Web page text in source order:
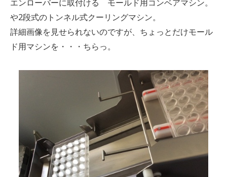
エンローバーに取付ける モールド用コンベアマシン。
や2段式のトンネル式クーリングマシン。
詳細画像を見せられないのですが、ちょっとだけモール
ド用マシンを・・・ちらっ。